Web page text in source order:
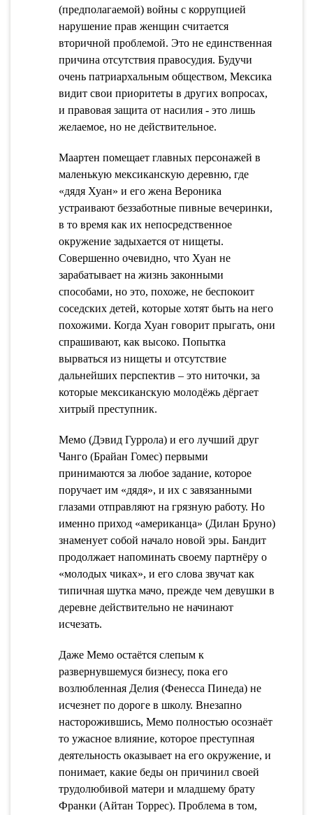
(предполагаемой) войны с коррупцией
нарушение прав женщин считается
вторичной проблемой. Это не единственная
причина отсутствия правосудия. Будучи
очень патриархальным обществом, Мексика
видит свои приоритеты в других вопросах,
и правовая защита от насилия - это лишь
желаемое, но не действительное.
Маартен помещает главных персонажей в
маленькую мексиканскую деревню, где
«дядя Хуан» и его жена Вероника
устраивают беззаботные пивные вечеринки,
в то время как их непосредственное
окружение задыхается от нищеты.
Совершенно очевидно, что Хуан не
зарабатывает на жизнь законными
способами, но это, похоже, не беспокоит
соседских детей, которые хотят быть на него
похожими. Когда Хуан говорит прыгать, они
спрашивают, как высоко. Попытка
вырваться из нищеты и отсутствие
дальнейших перспектив – это ниточки, за
которые мексиканскую молодёжь дёргает
хитрый преступник.
Мемо (Дэвид Гуррола) и его лучший друг
Чанго (Брайан Гомес) первыми
принимаются за любое задание, которое
поручает им «дядя», и их с завязанными
глазами отправляют на грязную работу. Но
именно приход «американца» (Дилан Бруно)
знаменует собой начало новой эры. Бандит
продолжает напоминать своему партнёру о
«молодых чиках», и его слова звучат как
типичная шутка мачо, прежде чем девушки в
деревне действительно не начинают
исчезать.
Даже Мемо остаётся слепым к
развернувшемуся бизнесу, пока его
возлюбленная Делия (Фенесса Пинеда) не
исчезнет по дороге в школу. Внезапно
насторожившись, Мемо полностью осознаёт
то ужасное влияние, которое преступная
деятельность оказывает на его окружение, и
понимает, какие беды он причинил своей
трудолюбивой матери и младшему брату
Франки (Айтан Торрес). Проблема в том,